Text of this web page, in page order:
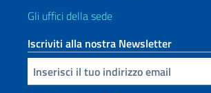
Gli uffici della sede
Iscriviti alla nostra Newsletter
Inserisci la tua email